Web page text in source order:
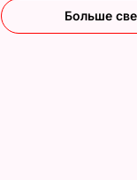
Больше